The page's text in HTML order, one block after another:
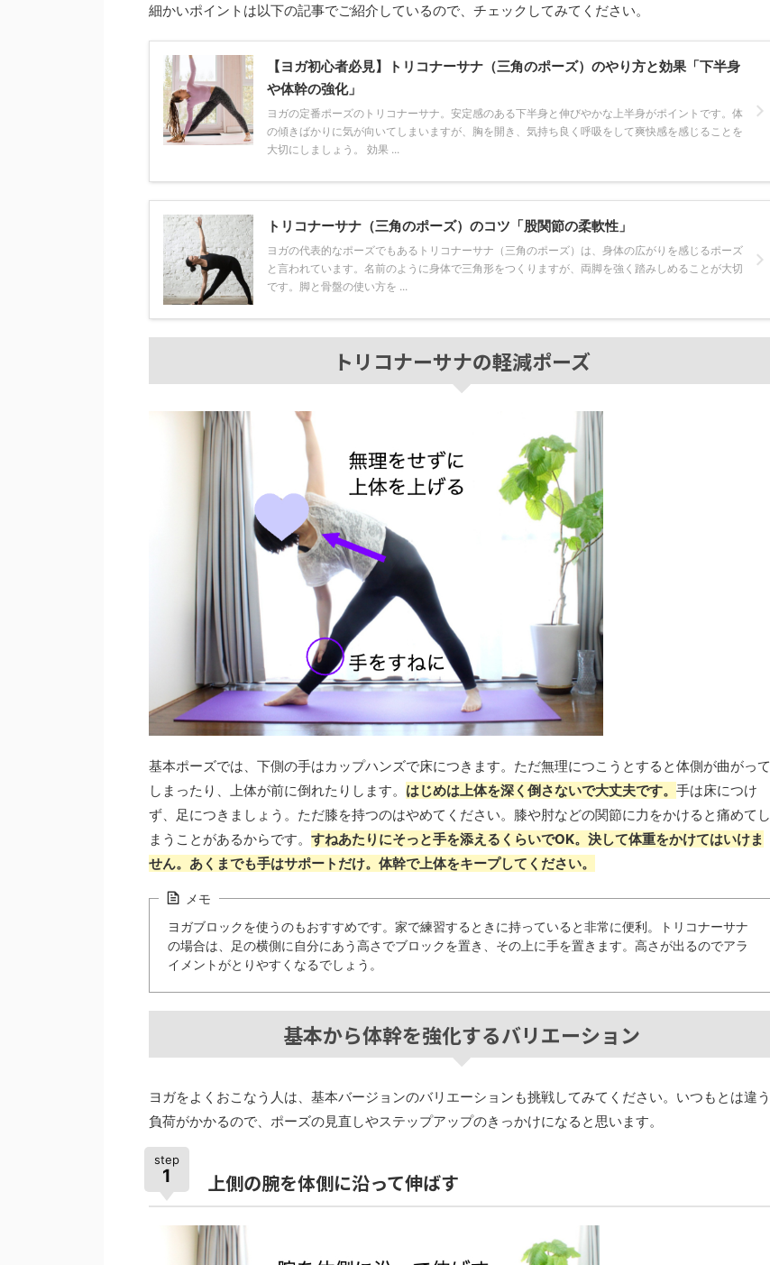
細かいポイントは以下の記事でご紹介しているので、チェックしてみてください。
【ヨガ初心者必見】トリコナーサナ（三角のポーズ）のやり方と効果「下半身
や体幹の強化」
ヨガの定番ポーズのトリコナーサナ。安定感のある下半身と伸びやかな上半身がポイントです。体
の傾きばかりに気が向いてしまいますが、胸を開き、気持ち良く呼吸をして爽快感を感じることを
大切にしましょう。 効果 ...
トリコナーサナ（三角のポーズ）のコツ「股関節の柔軟性」
ヨガの代表的なポーズでもあるトリコナーサナ（三角のポーズ）は、身体の広がりを感じるポーズ
と言われています。名前のように身体で三角形をつくりますが、両脚を強く踏みしめることが大切
です。脚と骨盤の使い方を ...
トリコナーサナの軽減ポーズ
基本ポーズでは、下側の手はカップハンズで床につきます。ただ無理につこうとすると体側が曲がって
しまったり、上体が前に倒れたりします。 はじめは上体を深く倒さないで大丈夫です。 手は床につけ
ず、足につきましょう。ただ膝を持つのはやめてください。膝や肘などの関節に力をかけると痛めてし
まうことがあるからです。 すねあたりにそっと手を添えるくらいでOK。決して体重をかけてはいけま
せん。あくまでも手はサポートだけ。体幹で上体をキープしてください。
メモ
ヨガブロックを使うのもおすすめです。家で練習するときに持っていると非常に便利。トリコナーサナ
の場合は、足の横側に自分にあう高さでブロックを置き、その上に手を置きます。高さが出るのでアラ
イメントがとりやすくなるでしょう。
基本から体幹を強化するバリエーション
ヨガをよくおこなう人は、基本バージョンのバリエーションも挑戦してみてください。いつもとは違う
負荷がかかるので、ポーズの見直しやステップアップのきっかけになると思います。
step
1 上側の腕を体側に沿って伸ばす